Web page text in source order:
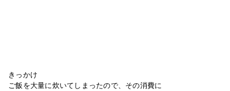
きっかけ
ご飯を大量に炊いてしまったので、その消費に